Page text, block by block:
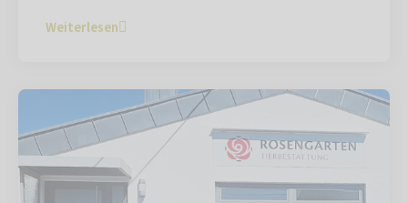
Weiterlesen